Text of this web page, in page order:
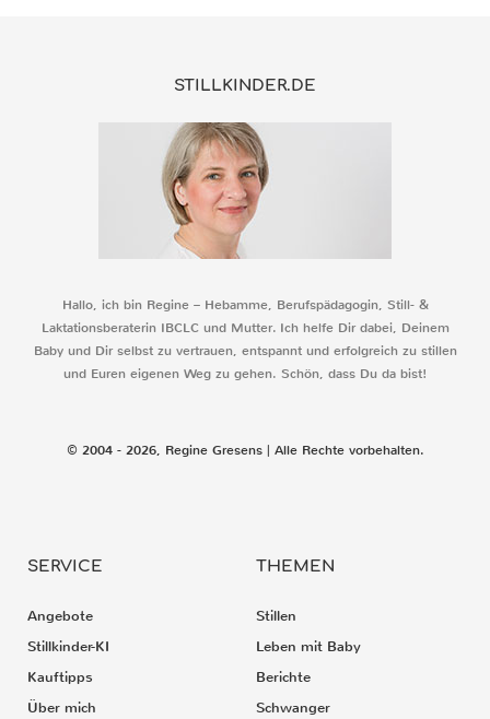
STILLKINDER.DE
Hallo, ich bin Regine – Hebamme, Berufspädagogin, Still- &
Laktationsberaterin IBCLC und Mutter. Ich helfe Dir dabei, Deinem
Baby und Dir selbst zu vertrauen, entspannt und erfolgreich zu stillen
und Euren eigenen Weg zu gehen. Schön, dass Du da bist!
© 2004 - 2026, Regine Gresens | Alle Rechte vorbehalten.
SERVICE
Angebote
Stillkinder-KI
Kauftipps
Über mich
THEMEN
Stillen
Leben mit Baby
Berichte
Schwanger